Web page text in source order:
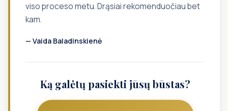
viso proceso metu. Drąsiai rekomenduočiau bet
kam.
— Vaida Baladinskienė
Ką galėtų pasiekti jūsų būstas?